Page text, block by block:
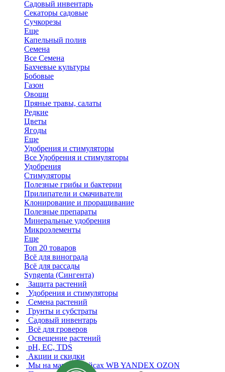
Садовый инвентарь
Секаторы садовые
Сучкорезы
Еще
Капельный полив
Семена
Все Семена
Бахчевые культуры
Бобовые
Газон
Овощи
Пряные травы, салаты
Редкие
Цветы
Ягоды
Еще
Удобрения и стимуляторы
Все Удобрения и стимуляторы
Удобрения
Стимуляторы
Полезные грибы и бактерии
Прилипатели и смачиватели
Клонирование и проращивание
Полезные препараты
Минеральные удобрения
Микроэлементы
Еще
Топ 20 товаров
Всё для винограда
Всё для рассады
Syngenta (Сингента)
Защита растений
Удобрения и стимуляторы
Семена растений
Грунты и субстраты
Садовый инвентарь
Всё для гроверов
Освещение растений
pH, EC, TDS
Акции и скидки
Мы на маркетплейсах WB YANDEX OZON